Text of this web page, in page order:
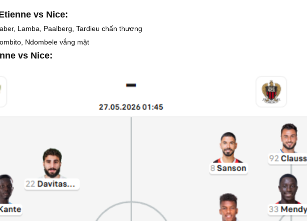
vs Nice:
Lamba, Paalberg, Tardieu chấn thương
Ndombele vắng mặt
vs Nice: